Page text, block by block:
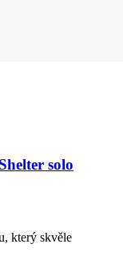
solo
který skvěle